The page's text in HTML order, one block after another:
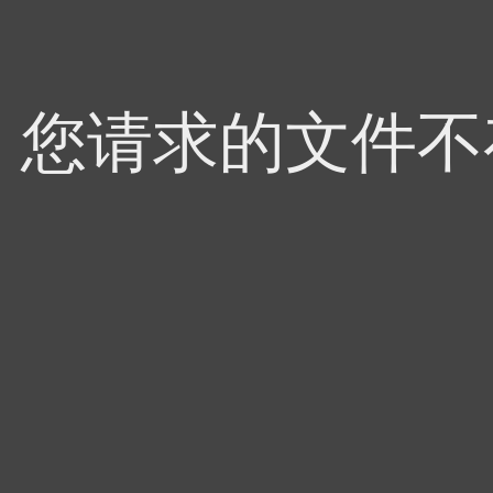
您请求的文件